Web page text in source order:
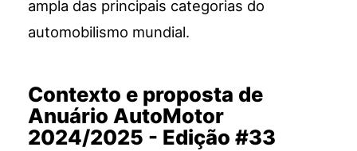
ampla das principais categorias do
automobilismo mundial.
Contexto e proposta de
Anuário AutoMotor
2024/2025 - Edição #33